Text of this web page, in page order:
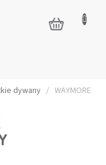
KOSZYK
dywany / WAYMORE